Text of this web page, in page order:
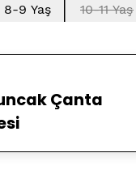
8-9 Yaş 10-11 Yaş
Çanta